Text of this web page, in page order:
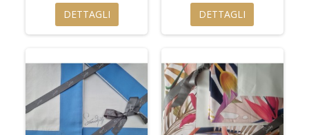
DETTAGLI DETTAGLI